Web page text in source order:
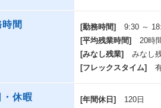
間 [勤務時間]
9:30 ～
[平均残業時間]
20時
[みなし残業]
みなし
[フレックスタイム]
・休暇 [年間休日]
120日